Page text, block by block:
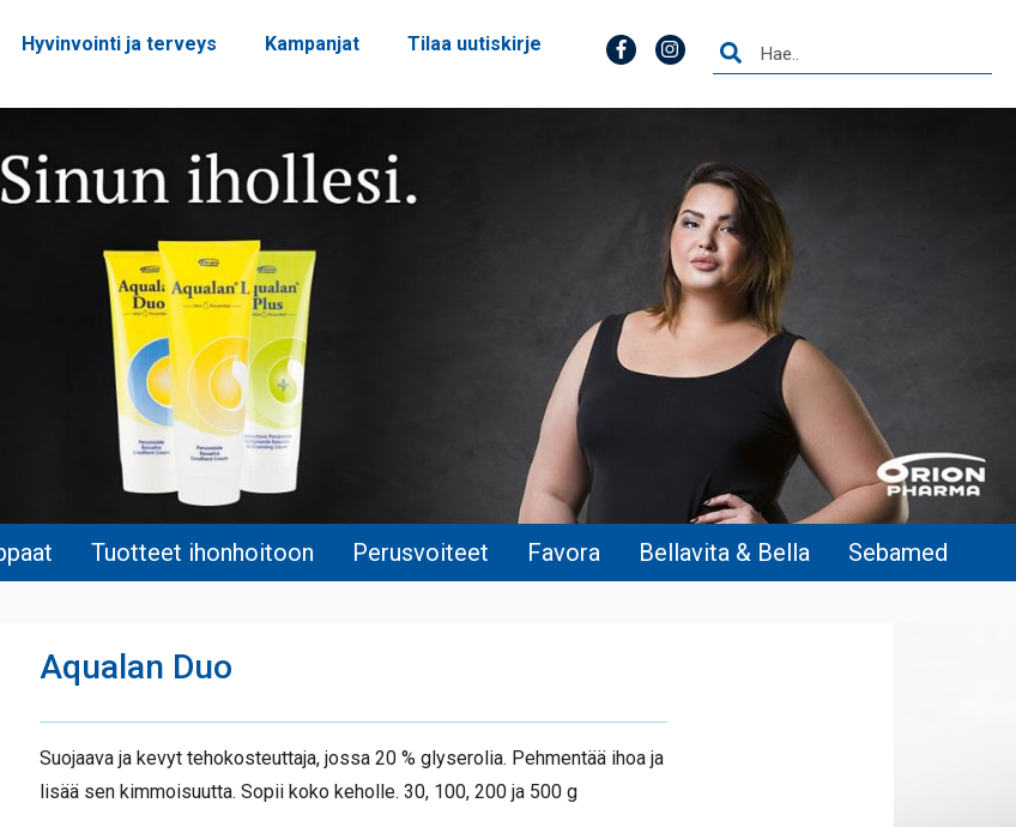
Hyvinvointi ja terveys Kampanjat Tilaa uutiskirje
Tuotteet ihonhoitoon Perusvoiteet Favora Bellavita & Bella Sebamed
Aqualan Duo
Suojaava ja kevyt tehokosteuttaja, jossa 20 % glyserolia. Pehmentää ihoa ja
lisää sen kimmoisuutta. Sopii koko keholle. 30, 100, 200 ja 500 g